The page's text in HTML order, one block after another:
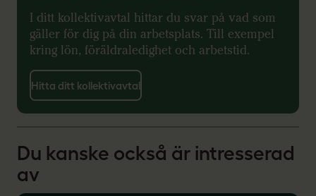
I ditt kollektivavtal hittar du svar på vad som
gäller för dig på din arbetsplats. Till exempel
kring lön, föräldraledighet och arbetstid.
Hitta ditt kollektivavtal
Du kanske också är intresserad
av